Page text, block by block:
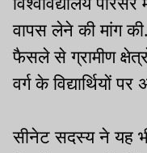
वापस लेने की मांग
फैसले से ग्रामीण
वर्ग के विद्यार्थियों
सीनेट सदस्य ने यह